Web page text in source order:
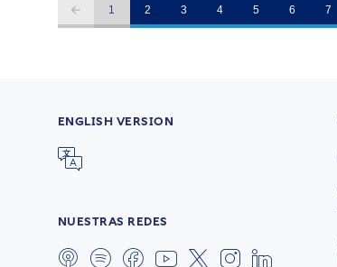
1 2 3 4 5 6 7
ENGLISH VERSION
NUESTRAS REDES